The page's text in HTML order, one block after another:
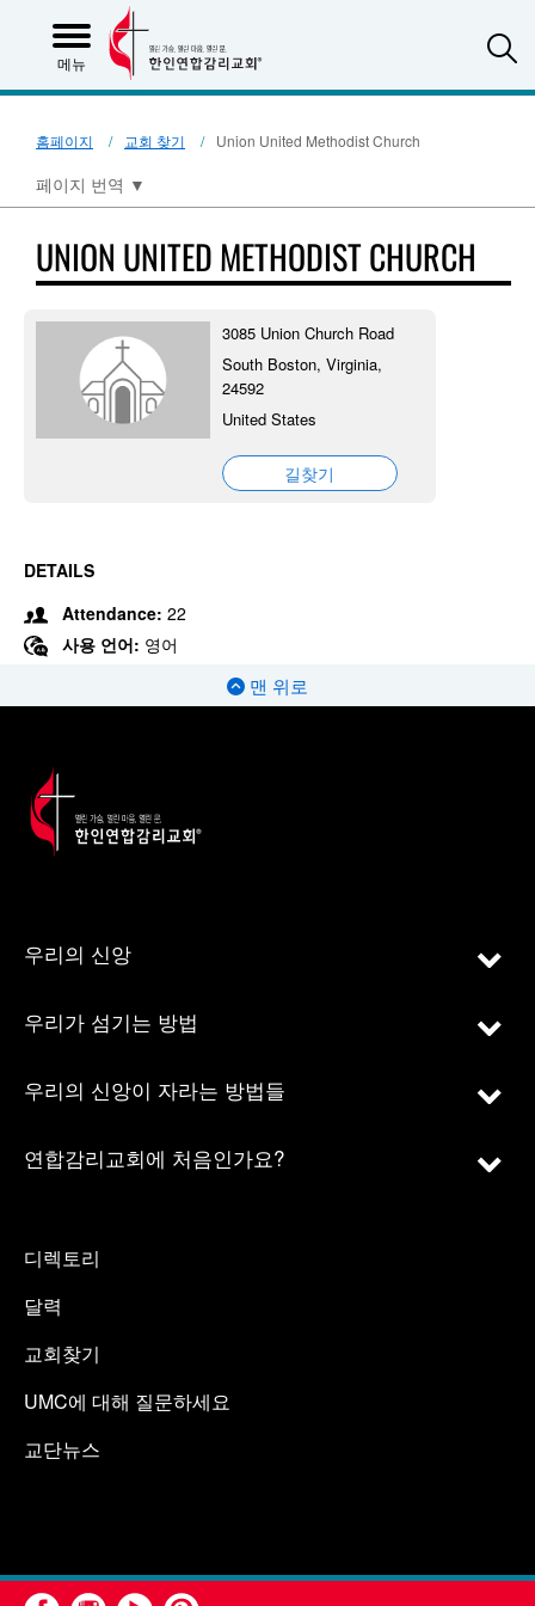
메뉴
홈페이지 교회 찾기 Union United Methodist Church
페이지 번역 ▼
UNION UNITED METHODIST CHURCH
3085 Union Church Road
South Boston, Virginia,
24592
United States
길찾기
DETAILS
Attendance: 22
사용 언어: 영어
맨 위로
우리의 신앙
우리가 섬기는 방법
우리의 신앙이 자라는 방법들
연합감리교회에 처음인가요?
디렉토리
달력
교회찾기
UMC에 대해 질문하세요
교단뉴스